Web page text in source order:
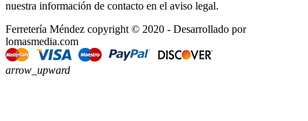
nuestra información de contacto en el aviso legal.
Ferretería Méndez copyright © 2020 - Desarrollado por
lomasmedia.com
arrow_upward